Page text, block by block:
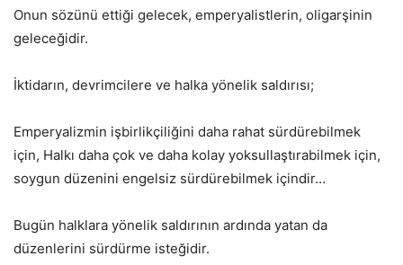
Onun sözünü ettiği gelecek, emperyalistlerin, oligarşinin
geleceğidir.
İktidarın, devrimcilere ve halka yönelik saldırısı;
Emperyalizmin işbirlikçiliğini daha rahat sürdürebilmek
için, Halkı daha çok ve daha kolay yoksullaştırabilmek için,
soygun düzenini engelsiz sürdürebilmek içindir…
Bugün halklara yönelik saldırının ardında yatan da
düzenlerini sürdürme isteğidir.